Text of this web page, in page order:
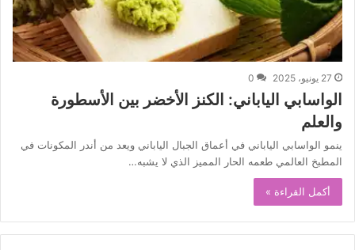
27 يونيو، 2025 0
الواسابي الياباني: الكنز الأخضر بين الأسطورة
والعلم
ينمو الواسابي الياباني في أعماق الجبال الياباني ويعد من أندر المكونات في
المطبخ العالمي طعمه الحار المميز الذي لا يشبه…
أكمل القراءة »